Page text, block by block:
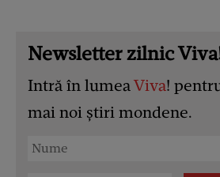
Newsletter zilnic
Intră în lumeaViva!
mai noi știri mondene.